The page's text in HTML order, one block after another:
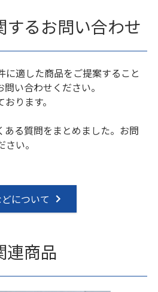
するお問い合わせ
に適した商品をご提案すること
い合わせください。
ります。
ある質問をまとめました。お問
い。
について
連商品